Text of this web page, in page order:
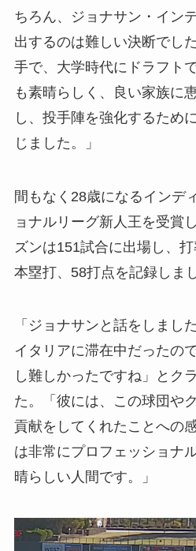
ちろん、ジョナサン・イン
出するのは難しい決断でし
手で、大学時代にドラフト
も素晴らしく、良い家族に
し、投手陣を強化するため
じました。」
間もなく28歳になるインデ
ョナルリーグ新人王を受賞
ズンは151試合に出場し、
本塁打、58打点を記録しま
「ジョナサンと話をしまし
イタリアに滞在中だったの
し難しかったですね」とク
た。「彼には、この球団や
貢献をしてくれたことへの
は非常にプロフェッショナ
晴らしい人間です。」